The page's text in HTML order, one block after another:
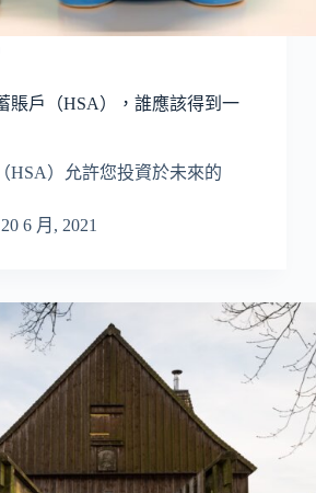
賬戶（HSA），誰應該得到一
HSA）允許您投資於未來的
20 6 月, 2021